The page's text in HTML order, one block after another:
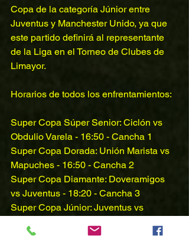
Copa de la categoría Júnior entre
Juventus y Manchester Unido, ya que
este partido definirá al representante
de la Liga en el Torneo de Clubes de
Limayor.
Horarios de todos los enfrentamientos:
Super Copa Súper Senior: Ciclón vs
Obdulio Varela - 16:50 - Cancha 1
Super Copa Dorada: Unión Marista vs
Mapuches - 16:50 - Cancha 2
Super Copa Diamante: Doveramigos
vs Juventus - 18:20 - Cancha 3
Super Copa Júnior: Juventus vs